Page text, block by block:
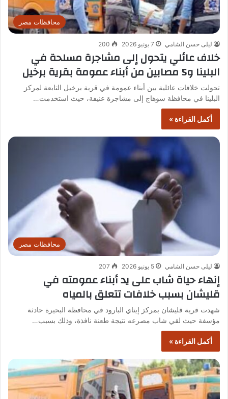
محافظات مصر
ليلى حسن الشامي 7 يونيو 2026 200
خلاف عائلي يتحول إلى مشاجرة مسلحة في
البلينا و5 مصابين من أبناء عمومة بقرية برخيل
تحولت خلافات عائلية بين أبناء عمومة في قرية برخيل التابعة لمركز
البلينا في محافظة سوهاج إلى مشاجرة عنيفة، حيث استخدمت…
أكمل القراءة »
محافظات مصر
ليلى حسن الشامي 5 يونيو 2026 207
إنهاء حياة شاب على يد أبناء عمومته في
قليشان بسبب خلافات تتعلق بالمياه
شهدت قرية قليشان بمركز إيتاي البارود في محافظة البحيرة حادثة
مؤسفة حيث لقي شاب مصرعه نتيجة طعنة نافذة، وذلك بسبب…
أكمل القراءة »